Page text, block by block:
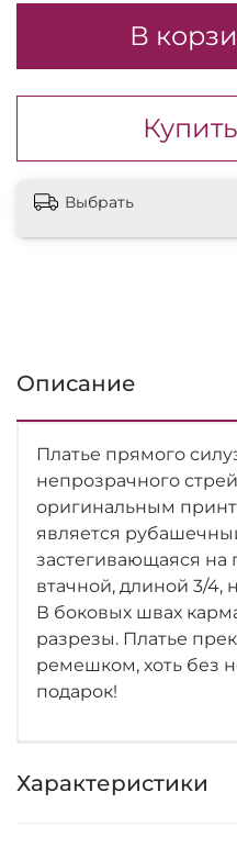
В
Выбрать
Описание
Платье прямого
непрозрачного
оригинальным
является
застегивающаяся на
втачной, длиной 3/4,
В боковых швах
разрезы. Платье
ремешком, хоть без
подарок!
Характеристики